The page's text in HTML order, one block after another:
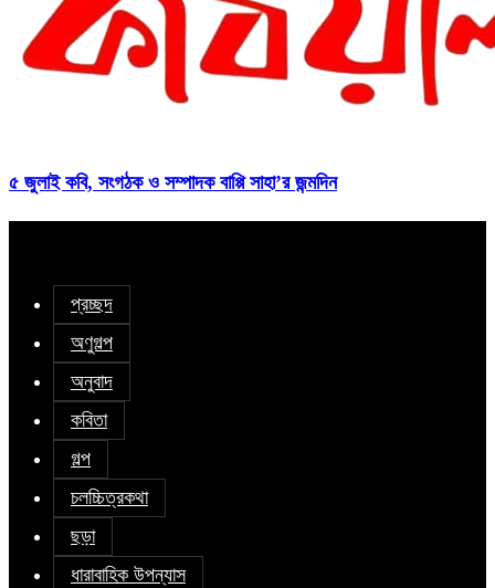
৫ জুলাই কবি, সংগঠক ও সম্পাদক বাপ্পি সাহা’র জন্মদিন
প্রচ্ছদ
অণুগল্প
অনুবাদ
কবিতা
গল্প
চলচ্চিত্রকথা
ছড়া
ধারাবাহিক উপন্যাস